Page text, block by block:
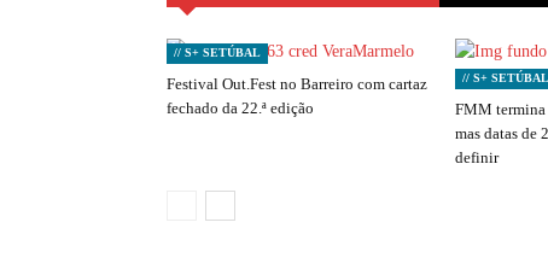
// S+ SETÚBAL
Festival Out.Fest no Barreiro com cartaz
fechado da 22.ª edição
// S+ SETÚBAL
FMM
mas datas de
definir